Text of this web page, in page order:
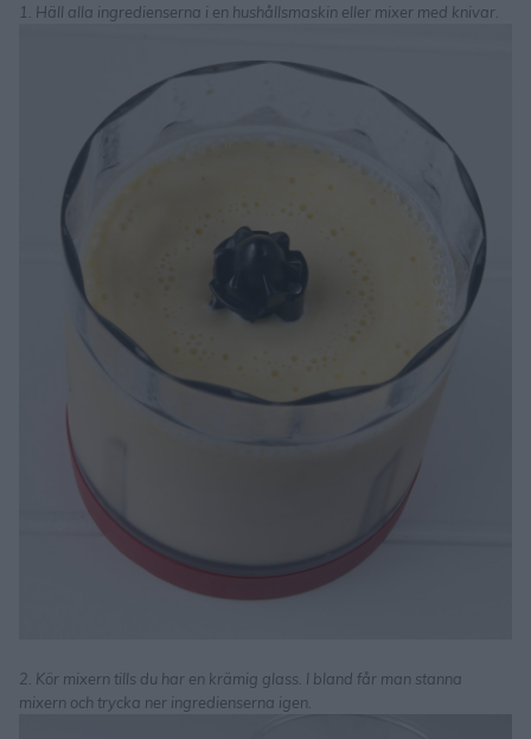
1. Häll alla ingredienserna i en hushållsmaskin eller mixer med knivar.
2. Kör mixern tills du har en krämig glass. I bland får man stanna
mixern och trycka ner ingredienserna igen.